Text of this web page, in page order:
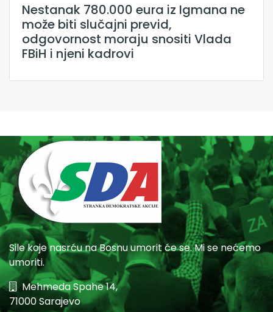
Nestanak 780.000 eura iz Igmana ne
može biti slučajni previd,
odgovornost moraju snositi Vlada
FBiH i njeni kadrovi
Sile koje nasrću na Bosnu umorit će se. Mi se nećemo
umoriti.
Mehmeda Spahe 14,
71000 Sarajevo